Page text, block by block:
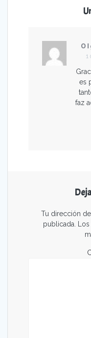
1
es
faz
Tu dirección
publicada.